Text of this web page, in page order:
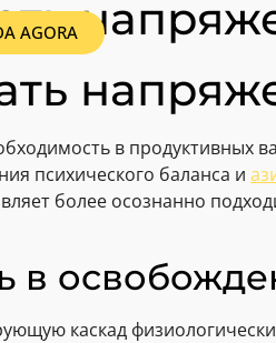
AGORA
в продуктивных
психического баланса и
более осознанно
в
каскад